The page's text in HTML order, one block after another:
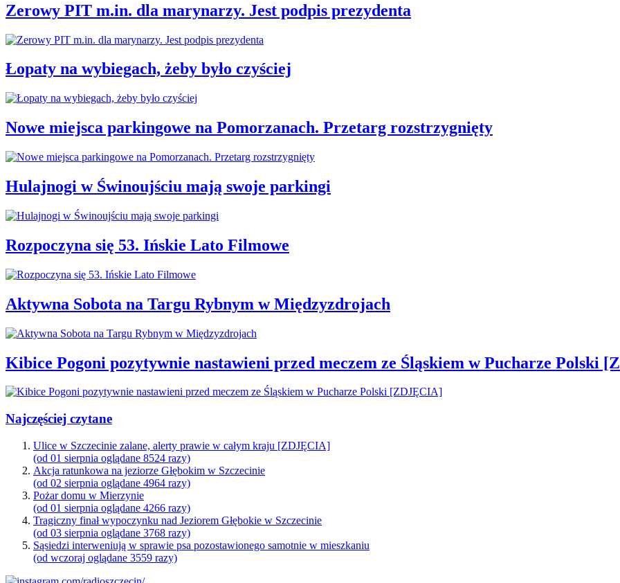
Zerowy PIT m.in. dla marynarzy. Jest podpis prezydenta
Łopaty na wybiegach, żeby było czyściej
Nowe miejsca parkingowe na Pomorzanach. Przetarg rozstrzygnięty
Hulajnogi w Świnoujściu mają swoje parkingi
Rozpoczyna się 53. Ińskie Lato Filmowe
Aktywna Sobota na Targu Rybnym w Międzyzdrojach
Kibice Pogoni pozytywnie nastawieni przed meczem ze Śląskiem w Pucharze Polski
Najczęściej czytane
Ulice w Szczecinie zalane, alerty prawie w całym kraju [ZDJĘCIA]
(od 01 sierpnia oglądane 8524 razy)
Akcja ratunkowa na jeziorze Głębokim w Szczecinie
(od 02 sierpnia oglądane 4964 razy)
Pożar domu w Mierzynie
(od 01 sierpnia oglądane 4266 razy)
Tragiczny finał wypoczynku nad Jeziorem Głębokie w Szczecinie
(od 03 sierpnia oglądane 3768 razy)
Sąsiedzi interweniują w sprawie psa pozostawionego samotnie w mieszkaniu
(od wczoraj oglądane 3559 razy)